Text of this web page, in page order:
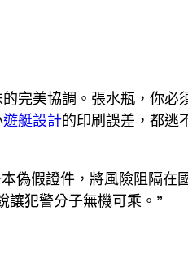
完美協調。張水瓶，你必
遊艇設計的印刷誤差，都逃
偽假證件，將風險阻隔在
讓犯警分子無機可乘。”